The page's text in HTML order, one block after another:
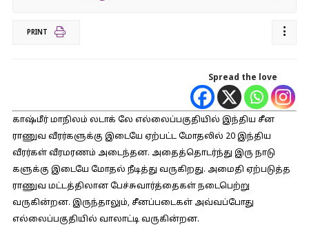
PRINT
Spread the love
காஷ்மீர் மாநிலம் லடாக் லே எல்லைப்பகுதியில் இந்திய சீன
ராணுவ வீரர்களுக்கு இடையே ஏற்பட்ட மோதலில் 20 இந்திய
வீரர்கள் வீரமரணம் அடைந்தன. அதைத்தொடர்ந்து இரு நாடு
களுக்கு இடையே மோதல் நீடித்து வருகிறது. அமைதி ஏற்படுத்த
ராணுவ மட்டத்திலான பேச்சுவார்த்தைகள் நடைபெற்று
வருகின்றன. இருந்தாலும், சீனப்படைகள் அவ்வப்போது
எல்லைப்பகுதியில் வாலாட்டி வருகின்றன.